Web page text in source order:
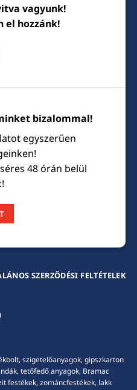
vagyunk!
el hozzánk!
bizalommal!
egyszerűen
48 órán belül
SZERZŐDÉSI FELTÉTELEK
szigetelőanyagok, gipszkarton
tetőfedő anyagok, Bramac
festékek, zománcfestékek, lakk